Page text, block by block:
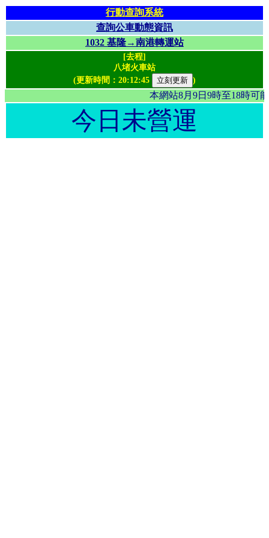
行動查詢系統
查詢公車動態資訊
1032 基隆→南港轉運站
[去程]
八堵火車站
(更新時間： 20:12:45 )
本網站8月9日9時至18
今日未營運